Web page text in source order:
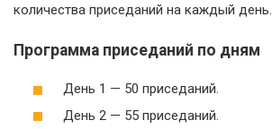
количества приседаний на каждый день.
Программа приседаний по дням
День 1 — 50 приседаний.
День 2 — 55 приседаний.